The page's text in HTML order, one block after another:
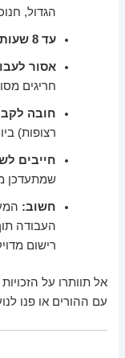
הגדול,
עד 8 שעות ביום
אסור לעבוד בין 22:00
חריגים
חובה
רצופות) ביום
חייבים
שמתעדכן
חשוב:
רישום
אל תוותרו על
עם ההורים או פנו